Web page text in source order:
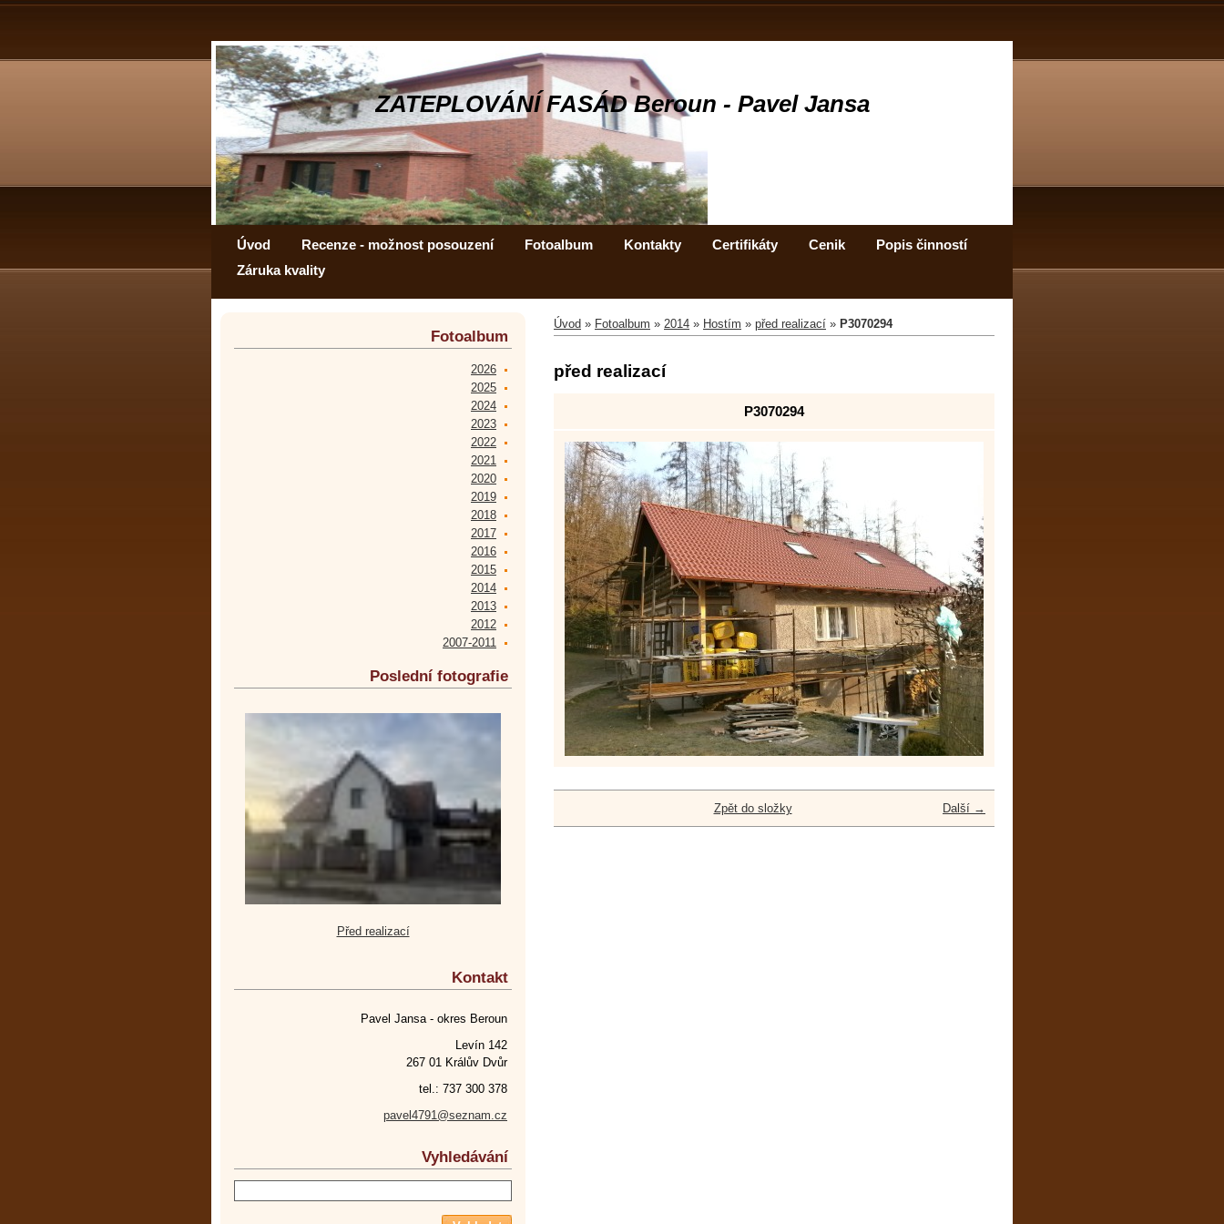
ZATEPLOVÁNÍ FASÁD Beroun - Pavel Jansa
Úvod Recenze - možnost posouzení Fotoalbum Kontakty Certifikáty Cenik
Popis činností
Záruka kvality
Úvod » Fotoalbum » 2014 » Hostím » před realizací » P3070294
před realizací
P3070294
Další →
Zpět do složky
Fotoalbum
2026
2025
2024
2023
2022
2021
2020
2019
2018
2017
2016
2015
2014
2013
2012
2007-2011
Poslední fotografie
Před realizací
Kontakt
Pavel Jansa - okres Beroun
Levín 142
267 01 Králův Dvůr
tel.: 737 300 378
pavel4791@seznam.cz
Vyhledávání